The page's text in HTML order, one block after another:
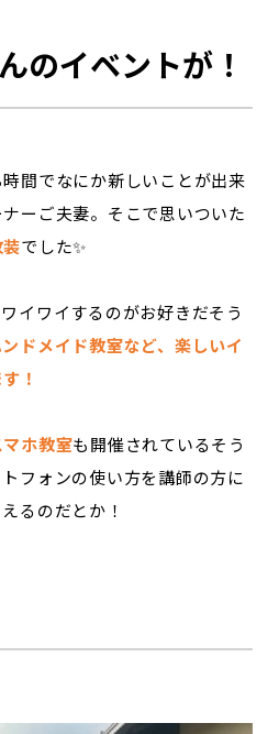
のイベントが！
間でなにか新しいことが出来
ーご夫妻。そこで思いついた
でした✨
イワイするのがお好きだそう
ドメイド教室など、楽しいイ
！
マホ教室も開催されているそう
フォンの使い方を講師の方に
るのだとか！